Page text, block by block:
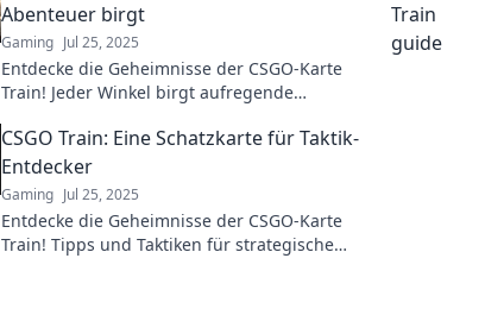
Abenteuer birgt
Gaming Jul 25, 2025
Entdecke die Geheimnisse der CSGO-Karte
Train! Jeder Winkel birgt aufregende
wage das Unbekannte!
CSGO Train: Eine Schatzkarte für Taktik-
Entdecker
Gaming Jul 25, 2025
Entdecke die Geheimnisse der CSGO-Karte
Train! Tipps und Taktiken für strategische